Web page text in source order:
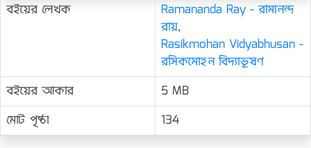
বইয়ের লেখক
Ramananda Ray - রামানন্দ
রায়,
Rasikmohan Vidyabhusan -
রসিকমোহন বিদ্যাভূষণ
বইয়ের আকার
5 MB
মোট পৃষ্ঠা
134